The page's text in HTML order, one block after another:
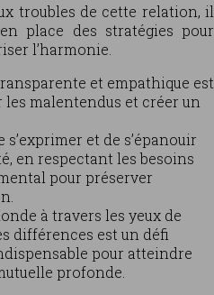
troubles de cette relation, il
place des stratégies pour
l’harmonie.
et empathique est
malentendus et créer un
et de s’épanouir
en respectant les besoins
pour préserver
à travers les yeux de
différences est un défi
pour atteindre
profonde.